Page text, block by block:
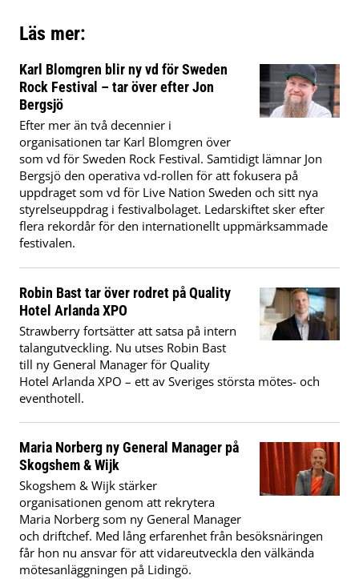
Läs mer:
Karl Blomgren blir ny vd för Sweden
Rock Festival – tar över efter Jon
Bergsjö
Efter mer än två decennier i
organisationen tar Karl Blomgren över
som vd för Sweden Rock Festival. Samtidigt lämnar Jon
Bergsjö den operativa vd-rollen för att fokusera på
uppdraget som vd för Live Nation Sweden och sitt nya
styrelseuppdrag i festivalbolaget. Ledarskiftet sker efter
flera rekordår för den internationellt uppmärksammade
festivalen.
Robin Bast tar över rodret på Quality
Hotel Arlanda XPO
Strawberry fortsätter att satsa på intern
talangutveckling. Nu utses Robin Bast
till ny General Manager för Quality
Hotel Arlanda XPO – ett av Sveriges största mötes- och
eventhotell.
Maria Norberg ny General Manager på
Skogshem & Wijk
Skogshem & Wijk stärker
organisationen genom att rekrytera
Maria Norberg som ny General Manager
och driftchef. Med lång erfarenhet från besöksnäringen
får hon nu ansvar för att vidareutveckla den välkända
mötesanläggningen på Lidingö.